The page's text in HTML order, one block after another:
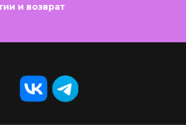
и возврат